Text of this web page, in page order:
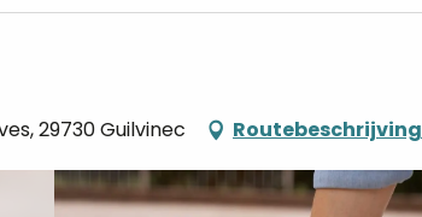
29730 Guilvinec Routebeschrijving